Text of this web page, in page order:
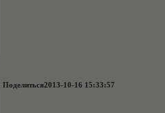
Поделиться2013-10-16 15:33:57